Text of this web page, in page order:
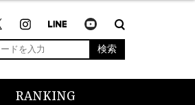
検索
RANKING